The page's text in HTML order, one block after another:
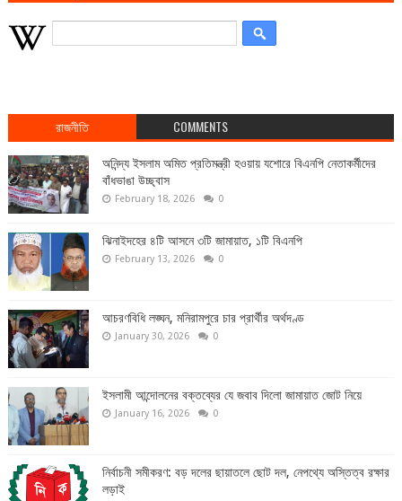
রাজনীতি COMMENTS
অনিন্দ্য ইসলাম অমিত প্রতিমন্ত্রী হওয়ায় যশোরে বিএনপি নেতাকর্মীদের
বাঁধভাঙা উচ্ছ্বাস
February 18, 2026 0
ঝিনাইদহের ৪টি আসনে ৩টি জামায়াত, ১টি বিএনপি
February 13, 2026 0
আচরণবিধি লঙ্ঘন, মনিরামপুরে চার প্রার্থীর অর্থদণ্ড
January 30, 2026 0
ইসলামী আন্দোলনের বক্তব্যের যে জবাব দিলো জামায়াত জোট নিয়ে
January 16, 2026 0
নির্বাচনী সমীকরণ: বড় দলের ছায়াতলে ছোট দল, নেপথ্যে অস্তিত্ব রক্ষার
লড়াই